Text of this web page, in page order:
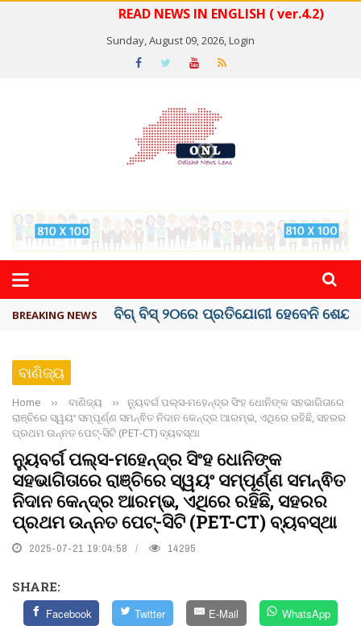
READ NEWS IN ENGLISH ( ver.4.2)
Sunday, August 09, 2026,Login
BREAKING NEWS ଅମରନାଥ ଯାତ୍ରା ସ୍ଥଗିତ
ବାଣିଜ୍ୟ
Home ›› ବାଣିଜ୍ୟ ››
ନ୍ୟୁବର୍ଗ ପଲ୍ସ-ମହେନ୍ଦ୍ର ସିଂହ ଧୋନିଙ୍କ ସହଭାଗିତାରେ
ରାଞ୍ଚିରେ ସ୍ୱୟଂ ସମ୍ପୂର୍ଣ୍ଣ ସମନ୍ଵିତ ନିଦାନ କେନ୍ଦ୍ର ଆରମ୍ଭ, ଏଥିରେ ରହିଛି, ସହରର
ପ୍ରଥମ ଉନ୍ନତ ପେଟ୍-ସିଟି (PET-CT) ବ୍ୟବସ୍ଥା
ନ୍ୟୁବର୍ଗ ପଲ୍ସ-ମହେନ୍ଦ୍ର ସିଂହ ଧୋନିଙ୍କ
ସହଭାଗିତାରେ ରାଞ୍ଚିରେ ସ୍ୱୟଂ ସମ୍ପୂର୍ଣ୍ଣ ସମନ୍ଵିତ
ନିଦାନ କେନ୍ଦ୍ର ଆରମ୍ଭ, ଏଥିରେ ରହିଛି, ସହରର
ପ୍ରଥମ ଉନ୍ନତ ପେଟ୍-ସିଟି (PET-CT) ବ୍ୟବସ୍ଥା
2025-07-21 19:04:58 14295
SHARE:
Facebook Twitter E-Mail WhatsApp